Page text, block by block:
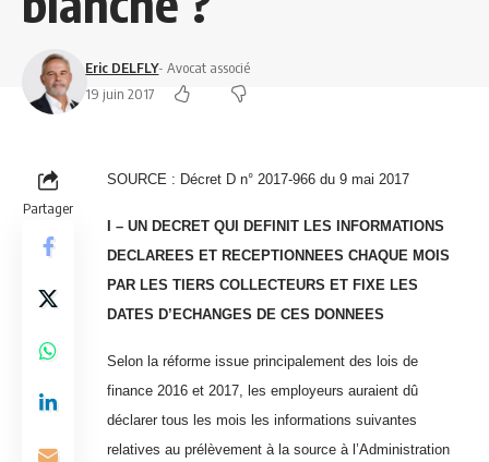
Eric DELFLY- Avocat associé
19 juin 2017
Partager
SOURCE : Décret D n° 2017-966 du 9 mai 2017
I – UN DECRET QUI DEFINIT LES INFORMATIONS
DECLAREES ET RECEPTIONNEES CHAQUE MOIS
PAR LES TIERS COLLECTEURS ET FIXE LES
DATES D’ECHANGES DE CES DONNEES
Selon la réforme issue principalement des lois de
finance 2016 et 2017, les employeurs auraient dû
déclarer tous les mois les informations suivantes
relatives au prélèvement à la source à l’Administration